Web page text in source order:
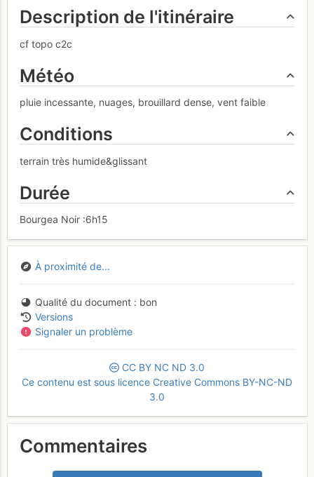
Description de l'itinéraire
cf topo c2c
Météo
pluie incessante, nuages, brouillard dense, vent faible
Conditions
terrain très humide&glissant
Durée
Bourgea Noir :6h15
À proximité de...
Qualité du document
bon
Versions
Signaler un problème
CC BY NC ND 3.0
Ce contenu est sous licence Creative Commons BY-NC-ND
3.0
Commentaires